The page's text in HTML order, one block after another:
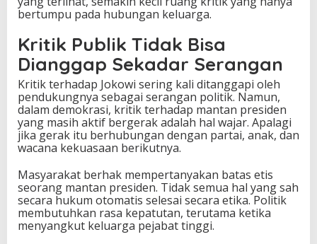
bertumpu pada hubungan keluarga.
Kritik Publik Tidak Bisa
Dianggap Sekadar Serangan
Kritik terhadap Jokowi sering kali ditanggapi oleh
pendukungnya sebagai serangan politik. Namun,
dalam demokrasi, kritik terhadap mantan presiden
yang masih aktif bergerak adalah hal wajar. Apalagi
jika gerak itu berhubungan dengan partai, anak, dan
wacana kekuasaan berikutnya.
Masyarakat berhak mempertanyakan batas etis
seorang mantan presiden. Tidak semua hal yang sah
secara hukum otomatis selesai secara etika. Politik
membutuhkan rasa kepatutan, terutama ketika
menyangkut keluarga pejabat tinggi.